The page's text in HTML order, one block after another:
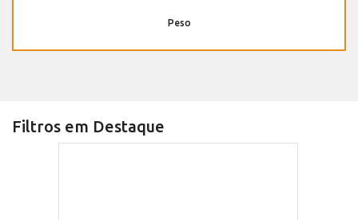
Peso
Filtros em Destaque